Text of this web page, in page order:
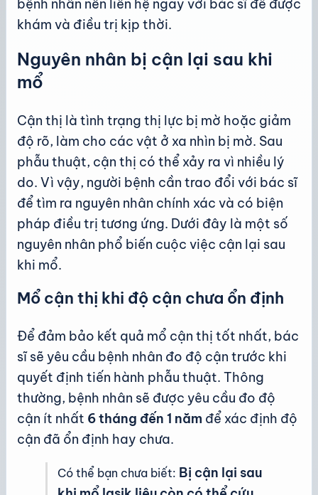
bệnh nhân nên liên hệ ngay với bác sĩ để được
khám và điều trị kịp thời.
Nguyên nhân bị cận lại sau khi
mổ
Cận thị là tình trạng thị lực bị mờ hoặc giảm
độ rõ, làm cho các vật ở xa nhìn bị mờ. Sau
phẫu thuật, cận thị có thể xảy ra vì nhiều lý
do. Vì vậy, người bệnh cần trao đổi với bác sĩ
để tìm ra nguyên nhân chính xác và có biện
pháp điều trị tương ứng. Dưới đây là một số
nguyên nhân phổ biến cuộc việc cận lại sau
khi mổ.
Mổ cận thị khi độ cận chưa ổn định
Để đảm bảo kết quả mổ cận thị tốt nhất, bác
sĩ sẽ yêu cầu bệnh nhân đo độ cận trước khi
quyết định tiến hành phẫu thuật. Thông
thường, bệnh nhân sẽ được yêu cầu đo độ
cận ít nhất 6 tháng đến 1 năm để xác định độ
cận đã ổn định hay chưa.
Có thể bạn chưa biết: Bị cận lại sau